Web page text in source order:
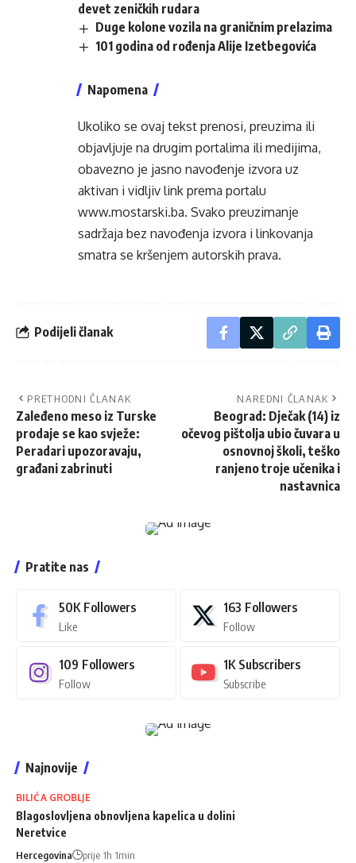
devet zeničkih rudara
Duge kolone vozila na graničnim prelazima
101 godina od rođenja Alije Izetbegovića
Napomena
Ukoliko se ovaj tekst prenosi, preuzima ili
objavljuje na drugim portalima ili medijima,
obavezno je jasno navođenje izvora uz
aktivan i vidljiv link prema portalu
www.mostarski.ba. Svako preuzimanje
sadržaja bez navođenja izvora i linkovanja
smatra se kršenjem autorskih prava.
Podijeli članak
PRETHODNI ČLANAK
Zaleđeno meso iz Turske
prodaje se kao svježe:
Peradari upozoravaju,
građani zabrinuti
NAREDNI ČLANAK
Beograd: Dječak (14) iz
očevog pištolja ubio čuvara u
osnovnoj školi, teško
ranjeno troje učenika i
nastavnica
Pratite nas
50K Followers
Like
163 Followers
Follow
109 Followers
Follow
1K Subscribers
Subscribe
Najnovije
BILIĆA GROBLJE
Blagoslovljena obnovljena kapelica u dolini
Neretvice
Hercegovina prije 1h 1min